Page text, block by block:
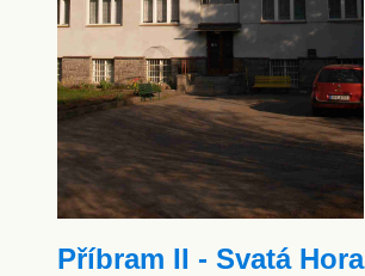
Příbram II - Svatá Hora